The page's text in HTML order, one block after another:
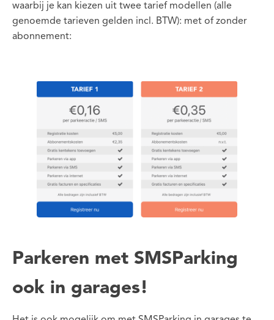
waarbij je kan kiezen uit twee tarief modellen (alle
genoemde tarieven gelden incl. BTW): met of zonder
abonnement:
Parkeren met SMSParking
ook in garages!